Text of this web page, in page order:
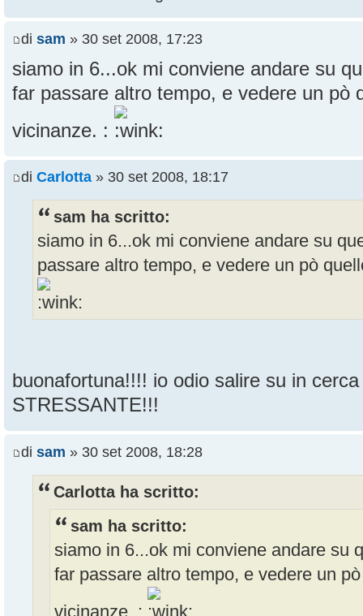
di sam » 30 set 2008, 17:23
siamo in 6...ok mi conviene andare su
far passare altro tempo, e vedere un pò
vicinanze. :
di Carlotta » 30 set 2008, 18:17
sam ha scritto:
siamo in 6...ok mi conviene andare su
passare altro tempo, e vedere un pò
buonafortuna!!!! io odio salire su in
STRESSANTE!!!
di sam » 30 set 2008, 18:28
Carlotta ha scritto:
sam ha scritto:
siamo in 6...ok mi conviene andare su
far passare altro tempo, e vedere un
vicinanze. :